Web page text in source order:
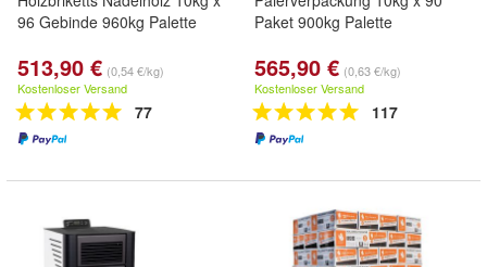
96 Gebinde 960kg Palette
513,90 € (0,54 €/kg)
Kostenloser Versand
77
Paket 900kg Palette
565,90 € (0,63 €/kg)
Kostenloser Versand
117